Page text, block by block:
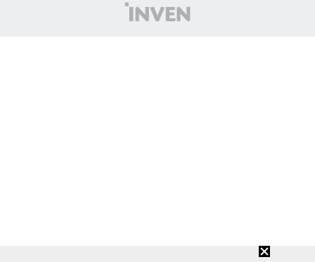
(주)
인